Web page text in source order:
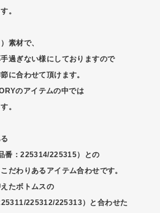
。
素材で、
過ぎない様にしておりますので
に合わせて頂けます。
のアイテムの中では
。
番：225314/225315）との
だわりあるアイテム合わせです。
たボトムスの
225312/225313）と合わせた